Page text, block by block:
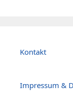
Kontakt
Impressum &